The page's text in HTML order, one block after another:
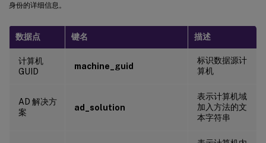
身份的详细信息。
数据点 键名 描述
计算机
GUID
machine_guid
标识数据源计
算机
AD 解决方
案
ad_solution
表示计算机域
加入方法的文
本字符串